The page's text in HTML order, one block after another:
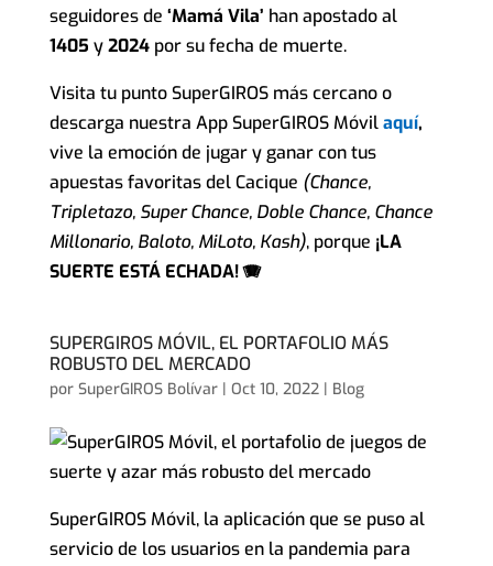
seguidores de ‘Mamá Vila’ han apostado al
1405 y2024 por su fecha de muerte.
Visita tu punto SuperGIROS más cercano o
descarga nuestra App SuperGIROS Móvilaquí,
vive la emoción de jugar y ganar con tus
apuestas favoritas del Cacique (Chance,
Tripletazo, Super Chance, Doble Chance, Chance
Millonario, Baloto, MiLoto, Kash), porque ¡LA
SUERTE ESTÁ ECHADA! 🪗
SUPERGIROS MÓVIL, EL PORTAFOLIO MÁS
ROBUSTO DEL MERCADO
por SuperGIROS Bolívar| Oct 10, 2022| Blog
SuperGIROS Móvil, la aplicación que se puso al
servicio de los usuarios en la pandemia para